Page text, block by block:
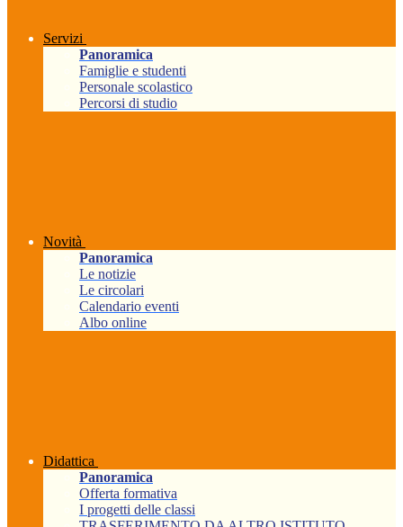
Servizi
Panoramica
Famiglie e studenti
Personale scolastico
Percorsi di studio
Novità
Panoramica
Le notizie
Le circolari
Calendario eventi
Albo online
Didattica
Panoramica
Offerta formativa
I progetti delle classi